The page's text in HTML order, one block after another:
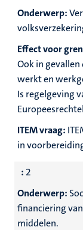
Onderwerp:
Effect voor
Ook in
werkt en
Is regelgeving
ITEM vraag:
in
: 2
Onderwerp:
financiering
middelen.